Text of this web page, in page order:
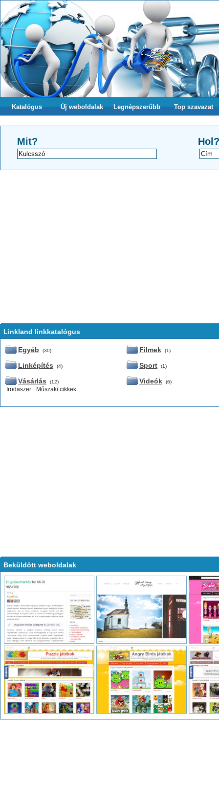
Katalógus Új weboldalak Legnépszerűbb Top szavazat
Mit? Hol?
Linkland linkkatalógus
Egyéb (30)
Linképítés (4)
Vásárlás (12)
Irodaszer Műszaki cikkek
Filmek (1)
Sport (1)
Videók (6)
Beküldött weboldalak